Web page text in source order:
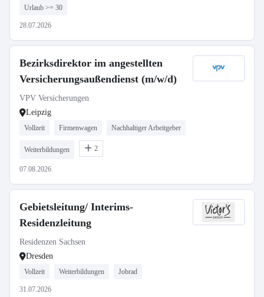
Urlaub >= 30
28.07.2026
Bezirksdirektor im angestellten
Versicherungsaußendienst (m/w/d)
VPV Versicherungen
Leipzig
Vollzeit Firmenwagen Nachhaltiger Arbeitgeber
Weiterbildungen 2
07.08.2026
Gebietsleitung/ Interims-
Residenzleitung
Residenzen Sachsen
Dresden
Vollzeit Weiterbildungen Jobrad
31.07.2026